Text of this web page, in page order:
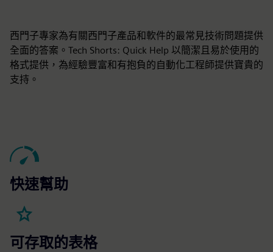
西門子專家為有關西門子產品和軟件的最常見技術問題提供
全面的答案。Tech Shorts: Quick Help 以簡潔且易於使用的
格式提供，為經驗豐富和有抱負的自動化工程師提供寶貴的
支持。
快速幫助
可存取的表格